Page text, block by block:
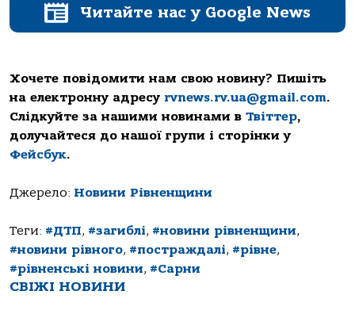
Читайте нас у Google News
Хочете повідомити нам свою новину? Пишіть
на електронну адресу rvnews.rv.ua@gmail.com.
Слідкуйте за нашими новинами в Твіттер,
долучайтеся до нашої групи і сторінки у
Фейсбук.
Джерело: Новини Рівненщини
Теги: #ДТП, #загиблі, #новини рівненщини,
#новини рівного, #постраждалі, #рівне,
#рівненські новини, #Сарни
СВІЖІ НОВИНИ